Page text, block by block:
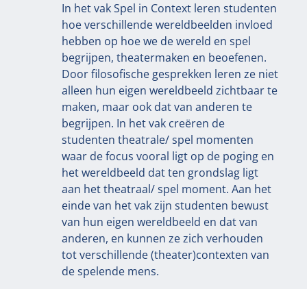
In het vak Spel in Context leren studenten
hoe verschillende wereldbeelden invloed
hebben op hoe we de wereld en spel
begrijpen, theatermaken en beoefenen.
Door filosofische gesprekken leren ze niet
alleen hun eigen wereldbeeld zichtbaar te
maken, maar ook dat van anderen te
begrijpen. In het vak creëren de
studenten theatrale/ spel momenten
waar de focus vooral ligt op de poging en
het wereldbeeld dat ten grondslag ligt
aan het theatraal/ spel moment. Aan het
einde van het vak zijn studenten bewust
van hun eigen wereldbeeld en dat van
anderen, en kunnen ze zich verhouden
tot verschillende (theater)contexten van
de spelende mens.